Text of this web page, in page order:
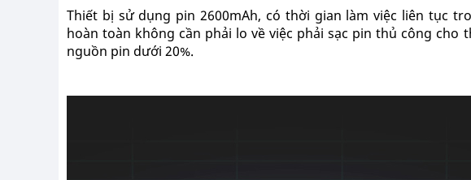
Thiết bị sử dụng pin 2600mAh, có thời gian làm việc liên tục
hoàn toàn không cần phải lo về việc phải sạc pin thủ công cho
nguồn pin dưới 20%.